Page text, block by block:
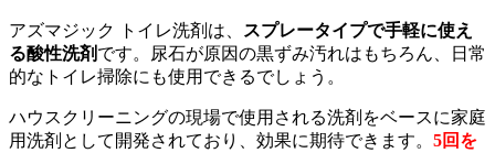
アズマジック トイレ洗剤は、
スプレータイプで手軽に使え
る酸性洗剤 です。尿石が原因の黒ずみ汚れはもちろん、日常
的なトイレ掃除にも使用できるでしょう。
ハウスクリーニングの現場で使用される洗剤をベースに家庭
用洗剤として開発されており、効果に期待できます。 5回を